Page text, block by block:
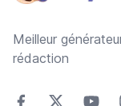
Meilleur
rédaction